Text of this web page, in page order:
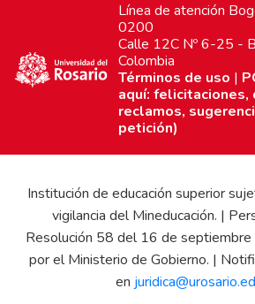
Línea de atención
0200
Calle 12C Nº 6-25 -
Colombia
Términos de uso |
aquí: felicitaciones,
reclamos,
petición)
Institución de educación superior
vigilancia del Mineducación. |
Resolución 58 del 16 de
por el Ministerio de Gobierno. |
en